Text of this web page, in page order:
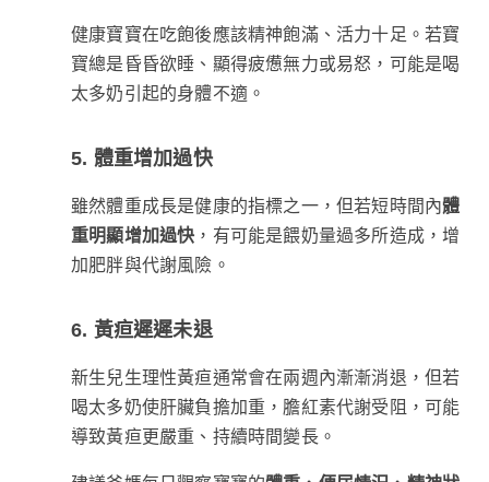
健康寶寶在吃飽後應該精神飽滿、活力十足。若寶
寶總是昏昏欲睡、顯得疲憊無力或易怒，可能是喝
太多奶引起的身體不適。
5. 體重增加過快
雖然體重成長是健康的指標之一，但若短時間內體
重明顯增加過快 ，有可能是餵奶量過多所造成，增
加肥胖與代謝風險。
6. 黃疸遲遲未退
新生兒生理性黃疸通常會在兩週內漸漸消退，但若
喝太多奶使肝臟負擔加重，膽紅素代謝受阻，可能
導致黃疸更嚴重、持續時間變長。